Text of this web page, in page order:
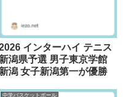
インターハイ テニス
新潟県予選 男子東京学館
新潟 女子新潟第一が優勝
中学バスケットボール